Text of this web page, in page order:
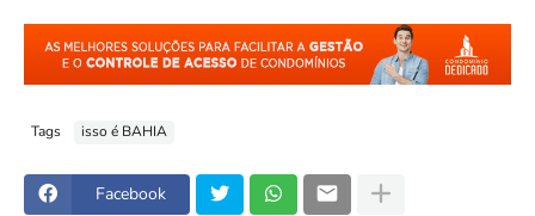
Tags isso é BAHIA
Facebook